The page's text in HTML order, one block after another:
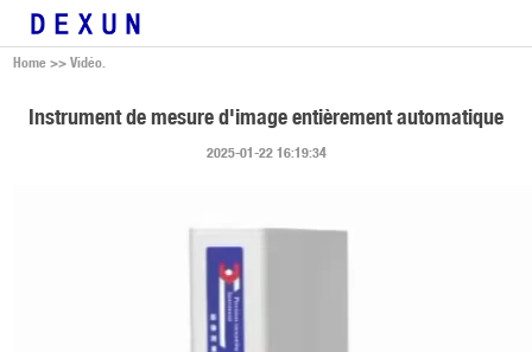
Home >>Vidéo.
Instrument de mesure d'image entièrement automatique
2025-01-22 16:19:34